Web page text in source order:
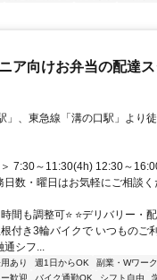
ア向けお弁当の配達ス
」、東急線「溝の口駅」より
7:30～11:30(4h) 12:30～
数・曜日はお気軽にご相談
間も調整可⭐ ⭐デリバリー・
付き3輪バイクで いつものご
通シフ...
あり 週1日からOK
副業・Wワー
歓迎 バイク通勤OK シフト自由